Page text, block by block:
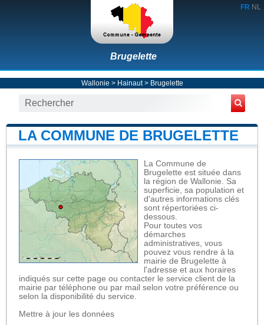
FR NL
Brugelette
Wallonie > Hainaut> Brugelette
LA COMMUNE DE BRUGELETTE
La Commune de
Brugelette est située dans
la région de Wallonie. Sa
superficie, sa population et
d'autres informations clés
sont répertoriées ci-
dessous.
Pour toutes vos
démarches
administratives, vous
pouvez vous rendre à la
mairie de Brugelette à
l'adresse et aux horaires
indiqués sur cette page ou contacter le service client de la
mairie par téléphone ou par mail selon votre préférence ou
selon la disponibilité du service.
Mettre à jour les données